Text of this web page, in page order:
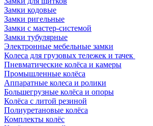
Замки кодовые
Замки ригельные
Замки с мастер-системой
Замки тубулярные
Электронные мебельные замки
Колеса для грузовых тележек и тачек
Пневматические колёса и камеры
Промышленные колёса
Аппаратные колеса и ролики
Большегрузные колёса и опоры
Колёса с литой резиной
Полиуретановые колёса
Комплекты колёс